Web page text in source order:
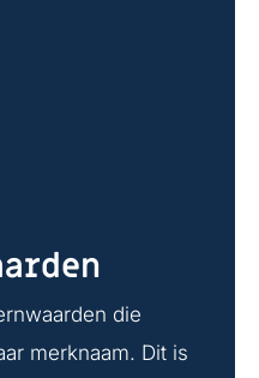
die
merknaam. Dit is